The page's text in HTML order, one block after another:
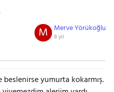
Merve Yörükoğlu
8 yıl
M
yumurta kokarmış.